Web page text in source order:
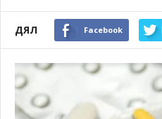
ДЯЛ Facebook